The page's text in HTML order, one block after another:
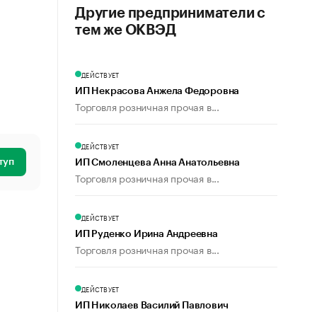
Другие предприниматели с
тем же ОКВЭД
ДЕЙСТВУЕТ
ИП Некрасова Анжела Федоровна
Торговля розничная прочая в...
ДЕЙСТВУЕТ
ИП Смоленцева Анна Анатольевна
Торговля розничная прочая в...
ДЕЙСТВУЕТ
ИП Руденко Ирина Андреевна
Торговля розничная прочая в...
ДЕЙСТВУЕТ
ИП Николаев Василий Павлович